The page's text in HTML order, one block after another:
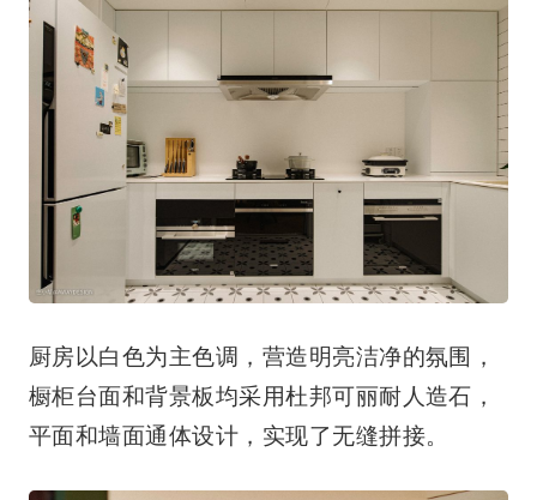
厨房以白色为主色调，营造明亮洁净的氛围，
橱柜台面和背景板均采用杜邦可丽耐人造石，
平面和墙面通体设计，实现了无缝拼接。